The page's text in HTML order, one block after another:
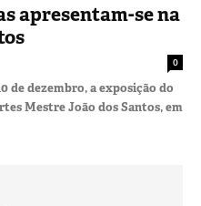
apresentam-se na
0
de dezembro, a exposição do
Mestre João dos Santos, em